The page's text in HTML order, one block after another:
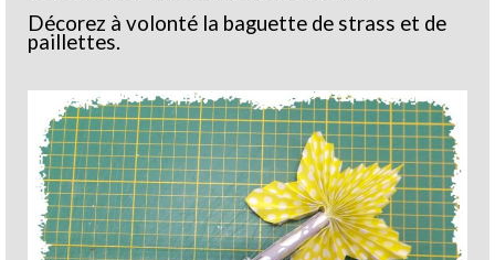
Décorez à volonté la baguette de strass et de
paillettes.